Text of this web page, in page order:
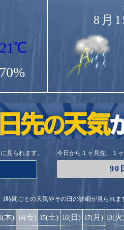
70%
8月
見られます。 今日から１ヶ月先、１
90
時間ごとの天気やその日の詳細が見られま
(木) 14(金) 15(土) 16(日) 17(月) 18(火